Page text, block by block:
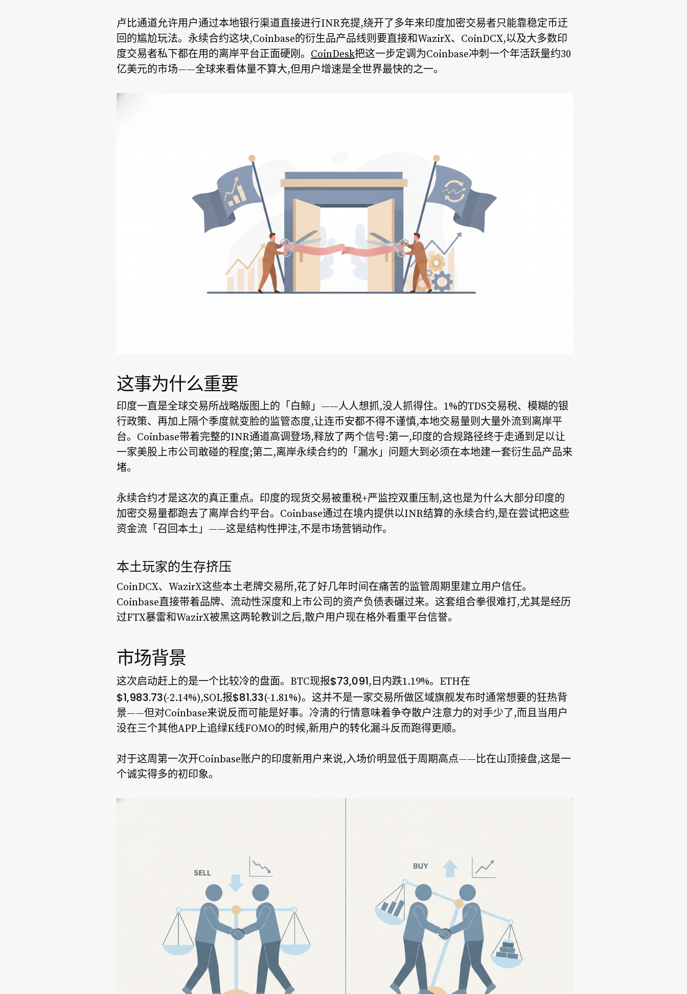
卢比通道允许用户通过本地银行渠道直接进行INR充提,绕开了多年来印度加密交易者只能靠稳定币迂
回的尴尬玩法。永续合约这块,Coinbase的衍生品产品线则要直接和WazirX、CoinDCX,以及大多数印
度交易者私下都在用的离岸平台正面硬刚。 CoinDesk把这一步定调为Coinbase冲刺一个年活跃量约30
亿美元的市场——全球来看体量不算大,但用户增速是全世界最快的之一。
这事为什么重要
印度一直是全球交易所战略版图上的「白鲸」——人人想抓,没人抓得住。1%的TDS交易税、模糊的银
行政策、再加上隔个季度就变脸的监管态度,让连币安都不得不谨慎,本地交易量则大量外流到离岸平
台。Coinbase带着完整的INR通道高调登场,释放了两个信号:第一,印度的合规路径终于走通到足以让
一家美股上市公司敢碰的程度;第二,离岸永续合约的「漏水」问题大到必须在本地建一套衍生品产品来
堵。
永续合约才是这次的真正重点。印度的现货交易被重税+严监控双重压制,这也是为什么大部分印度的
加密交易量都跑去了离岸合约平台。Coinbase通过在境内提供以INR结算的永续合约,是在尝试把这些
资金流「召回本土」——这是结构性押注,不是市场营销动作。
本土玩家的生存挤压
CoinDCX、WazirX这些本土老牌交易所,花了好几年时间在痛苦的监管周期里建立用户信任。
Coinbase直接带着品牌、流动性深度和上市公司的资产负债表碾过来。这套组合拳很难打,尤其是经历
过FTX暴雷和WazirX被黑这两轮教训之后,散户用户现在格外看重平台信誉。
市场背景
这次启动赶上的是一个比较冷的盘面。BTC现报$73,091,日内跌1.19%。ETH在
$1,983.73(-2.14%),SOL报$81.33(-1.81%)。这并不是一家交易所做区域旗舰发布时通常想要的狂热背
景——但对Coinbase来说反而可能是好事。冷清的行情意味着争夺散户注意力的对手少了,而且当用户
没在三个其他APP上追绿K线FOMO的时候,新用户的转化漏斗反而跑得更顺。
对于这周第一次开Coinbase账户的印度新用户来说,入场价明显低于周期高点——比在山顶接盘,这是一
个诚实得多的初印象。